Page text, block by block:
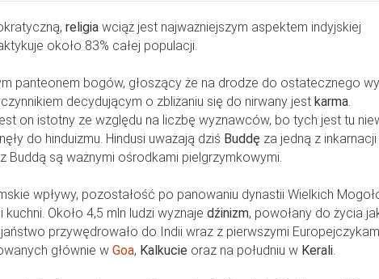
religiawciąż jest najważniejszym aspektem indyjskiej
około 83% całej populacji.
panteonem bogów, głoszący że na drodze do ostatecznego
decydującym o zbliżaniu się do nirwany jest karma.
on istotny ze względu na liczbę wyznawców, bo tych jest tu
do hinduizmu. Hindusi uważają dziś Buddę za jedną z inkarnacji
Buddą są ważnymi ośrodkami pielgrzymkowymi.
wpływy, pozostałość po panowaniu dynastii Wielkich
Około 4,5 mln ludzi wyznaje dźinizm, powołany do życia
przywędrowało do Indii wraz z pierwszymi
głównie w Goa, Kalkucie oraz na południu w Kerali.